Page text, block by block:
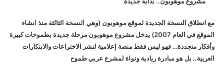
مع انطلاق النسخة الجديدة لموقع موهوبون (وهي النسخة الثالثة منذ انشاء
الموقع في العام 2007) يدخل مشروع موهوبون مرحلة جديدة بطموحات كبيرة
وأفكار متجددة… فهو ليس فقط منصة إعلامية لنشر الاختراعات والابتكارات
العربية.. بل هو مبادرة ريادية ونواة لمشرع عربي طموح